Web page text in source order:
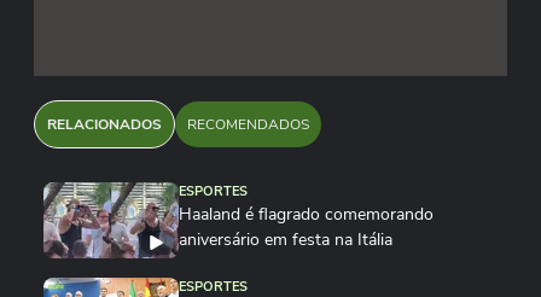
RELACIONADOS RECOMENDADOS
ESPORTES
Haaland é flagrado comemorando
aniversário em festa na Itália
ESPORTES